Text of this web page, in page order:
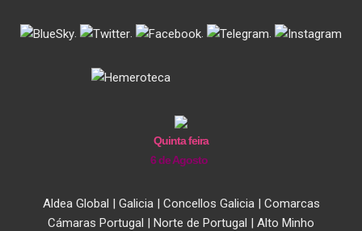
. . . .
Quinta feira
6 de Agosto
Aldea Global | Galicia| Concellos Galicia| Comarcas
Cámaras Portugal | Norte de Portugal | Alto Minho